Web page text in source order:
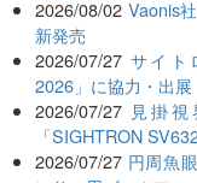
2026/08/02 Vaonis
新発売
2026/07/27 サイト
2026」に協力・出展
2026/07/27 見掛
「SIGHTRON
2026/07/27 円周魚